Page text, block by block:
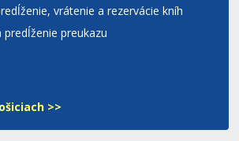
vrátenie a rezervácie kníh
predĺženie preukazu
>>